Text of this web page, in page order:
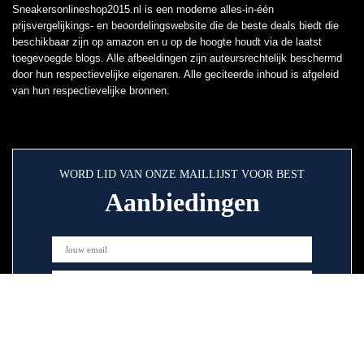
Sneakersonlineshop2015.nl is een moderne alles-in-één
prijsvergelijkings- en beoordelingswebsite die de beste deals biedt die
beschikbaar zijn op amazon en u op de hoogte houdt via de laatst
toegevoegde blogs. Alle afbeeldingen zijn auteursrechtelijk beschermd
door hun respectievelijke eigenaren. Alle geciteerde inhoud is afgeleid
van hun respectievelijke bronnen.
WORD LID VAN ONZE MAILLIJST VOOR BEST
Aanbiedingen